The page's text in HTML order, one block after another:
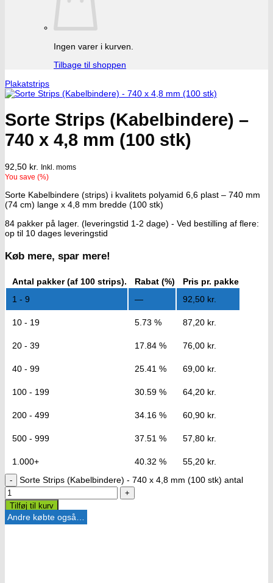
Ingen varer i kurven.
Tilbage til shoppen
Plakatstrips
Sorte Strips (Kabelbindere) –
740 x 4,8 mm (100 stk)
92,50 kr.
Inkl. moms
You save (%)
Sorte Kabelbindere (strips) i kvalitets polyamid 6,6 plast – 740 mm
(74 cm) lange x 4,8 mm bredde (100 stk)
84 pakker på lager. (leveringstid 1-2 dage) - Ved bestilling af flere:
op til 10 dages leveringstid
Køb mere, spar mere!
Antal pakker (af 100 strips). Rabat (%)
Pris pr. pakke
1 - 9
— 92,50 kr.
10 - 19 5.73 % 87,20 kr.
20 - 39 17.84 % 76,00 kr.
40 - 99 25.41 % 69,00 kr.
100 - 199 30.59 % 64,20 kr.
200 - 499 34.16 % 60,90 kr.
500 - 999 37.51 % 57,80 kr.
1.000+ 40.32 % 55,20 kr.
Sorte Strips (Kabelbindere) - 740 x 4,8 mm (100 stk) antal
Tilføj til kurv
Andre købte også…